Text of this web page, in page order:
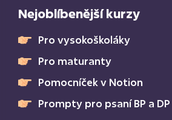
Nejoblíbenější kurzy
Pro vysokoškoláky
Pro maturanty
Pomocníček v Notion
Prompty pro psaní BP a DP